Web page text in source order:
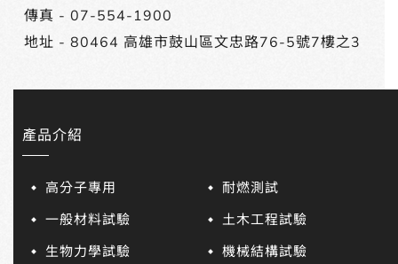
傳真 - 07-554-1900
地址 - 80464 高雄市鼓山區文忠路76-5號7樓之3
產品介紹
高分子專用
耐燃測試
一般材料試驗
土木工程試驗
生物力學試驗
機械結構試驗